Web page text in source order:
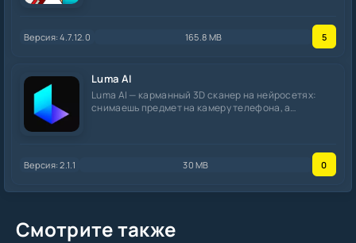
Версия: 4.7.12.0 165.8 MB 5
Luma AI
Luma AI — карманный 3D сканер на нейросетях:
снимаешь предмет на камеру телефона, а
Версия: 2.1.1 30 MB 0
Смотрите также